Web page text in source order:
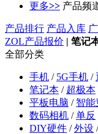
更多>> 产品频
产品排行 产品入库
ZOL产品报价 | 笔记
全部分类
手机 / 5G手机 /
笔记本 / 超极本
平板电脑 / 智能
数码相机 /单反
DIY硬件 /外设